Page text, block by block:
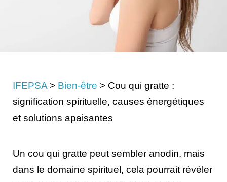
IFEPSA > Bien-être > Cou qui gratte :
signification spirituelle, causes énergétiques
et solutions apaisantes
Un cou qui gratte peut sembler anodin, mais
dans le domaine spirituel, cela pourrait révéler